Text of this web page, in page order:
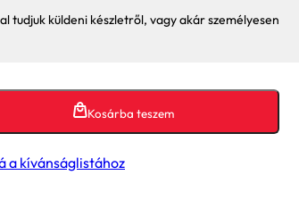
tudjuk küldeni készletről, vagy akár személyesen
Kosárba teszem
a kívánságlistához